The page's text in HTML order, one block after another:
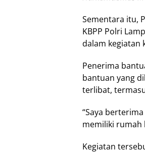
Sementara itu,
KBPP Polri
dalam kegiatan
Penerima
bantuan yang
terlibat,
“Saya
memiliki rumah
Kegiatan